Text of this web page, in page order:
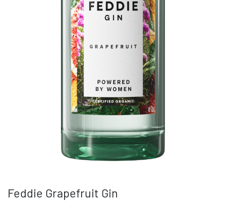
Feddie Grapefruit Gin